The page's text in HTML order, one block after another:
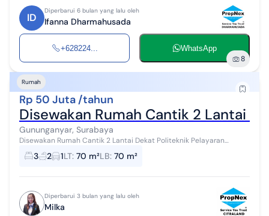
ID
Diperbarui 6 bulan yang lalu oleh
Ifanna Dharmahusada
+628224... WhatsApp
8
Rumah
Rp 50 Juta /tahun
Disewakan Rumah Cantik 2 Lantai
Gununganyar, Surabaya
Disewakan Rumah Cantik 2 Lantai Dekat Politeknik Pelayaran
Surabaya & UPN ✨Bangunan baru minimalis • LT 70m² (5 x 14) • LB
70m² • KT 3 (...
3 2 1LT: 70 m²LB: 70 m²
Diperbarui 3 bulan yang lalu oleh
Milka